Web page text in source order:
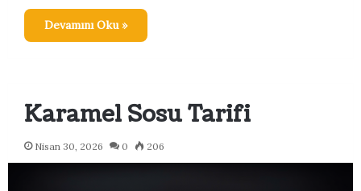
Devamını Oku »
Karamel Sosu Tarifi
Nisan 30, 2026 0 206